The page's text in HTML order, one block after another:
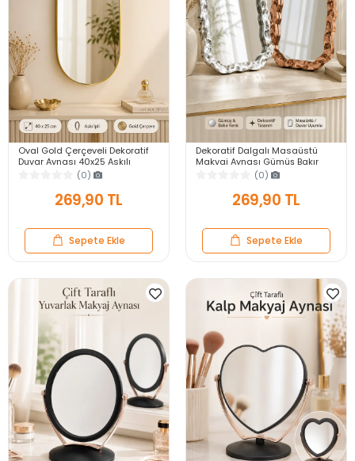
Oval Gold Çerçeveli Dekoratif
Duvar Aynası 40x25 Askılı
Modern Salon Antre Banyo
Yatak Odası Aynası
(0)
269,90 TL
Sepete Ekle
Dekoratif Dalgalı Masaüstü
Makyaj Aynası Gümüş Bakır
Çerçeveli Modern Yakın Duvar
(0)
269,90 TL
Sepete Ekle